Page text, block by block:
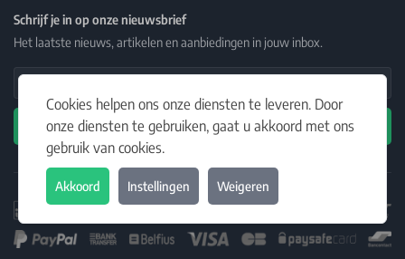
Cookies helpen ons onze diensten te leveren. Door
onze diensten te gebruiken, gaat u akkoord met ons
gebruik van cookies.
Akkoord Instellingen Weigeren
Schrijf je in op onze nieuwsbrief
Het laatste nieuws, artikelen en aanbiedingen in jouw inbox.
Email Address
Abonneren